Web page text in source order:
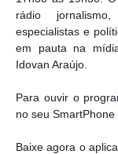
rádio
especialistas e
em pauta na
Idovan Araújo.
Para ouvir o
no seu SmartPhone
Baixe agora o